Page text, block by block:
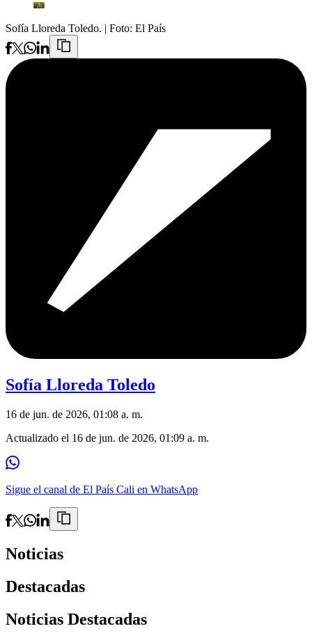
Sofía Lloreda Toledo. | Foto: El País
Sofía Lloreda Toledo
16 de jun. de 2026, 01:08 a. m.
Actualizado el 16 de jun. de 2026, 01:09 a. m.
Sigue el canal de El País Cali en WhatsApp
Noticias
Destacadas
Noticias Destacadas